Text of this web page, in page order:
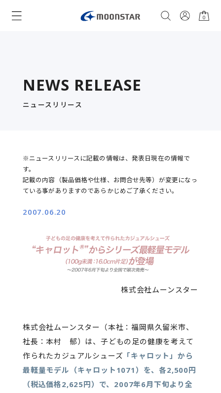
0
NEWS RELEASE
ニュースリリース
※ニュースリリースに記載の情報は、発表日現在の情報で
す。
記載の内容（製品価格や仕様、お問合せ先等）が変更になっ
ている事がありますのであらかじめご了承ください。
2007.06.20
株式会社ムーンスター
株式会社ムーンスター（本社：福岡県久留米市、
社長：本村 郁）は、子どもの足の健康を考えて
作られたカジュアルシューズ 「キャロット」から
最軽量モデル（キャロット1071）を、各2,500円
（税込価格2,625円）で、2007年6月下旬より全